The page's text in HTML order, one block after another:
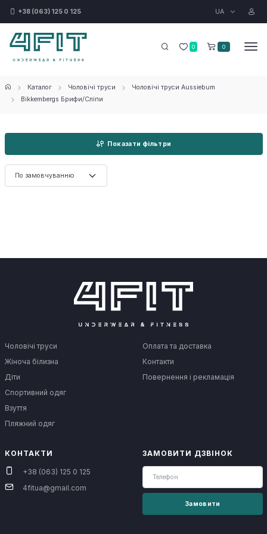
+38 (063) 125 0 125 UA
0 0
Каталог Чоловічі труси
Чоловічі труси Aussiebum
Bikkembergs Брифи/Сліпи
Показати фільтри
Чоловічі труси
Жіноча білизна
Діти
Спортивний одяг
Взуття
Пляжний одяг
Оплата та доставка
Контакти
Повернення і рекламація
КОНТАКТИ
+38 (063) 125 0 125
4fitua@gmail.com
ЗАМОВИТИ ДЗВІНОК
Замовити